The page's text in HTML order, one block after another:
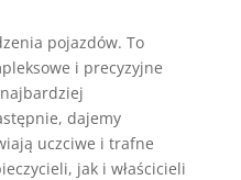
pojazdów. To
i precyzyjne
dajemy
uczciwe i trafne
jak i właścicieli